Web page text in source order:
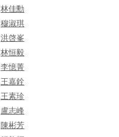
林佳勳
穆淑琪
洪啓峯
林恒毅
李憶菁
王嘉銓
王素珍
盧志峰
陳彬芳